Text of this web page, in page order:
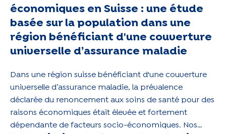
interventions visant à améliorer le traitement et le
contrôle de l'hypertension.
économiques en Suisse : une étude
basée sur la population dans une
région bénéficiant d'une couverture
universelle d’assurance maladie
Dans une région suisse bénéficiant d'une couverture
universelle d’assurance maladie, la prévalence
déclarée du renoncement aux soins de santé pour des
raisons économiques était élevée et fortement
dépendante de facteurs socio-économiques. Nos